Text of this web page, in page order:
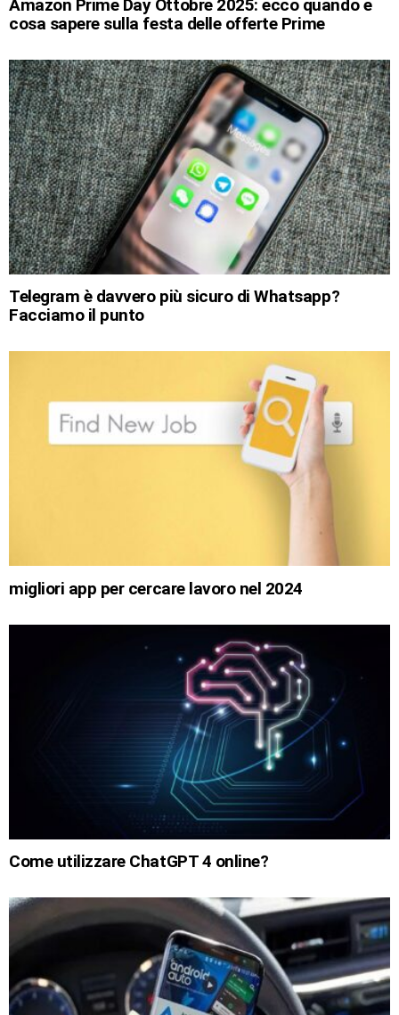
Amazon Prime Day Ottobre 2025: ecco quando e
cosa sapere sulla festa delle offerte Prime
Telegram è davvero più sicuro di Whatsapp?
Facciamo il punto
migliori app per cercare lavoro nel 2024
Come utilizzare ChatGPT 4 online?